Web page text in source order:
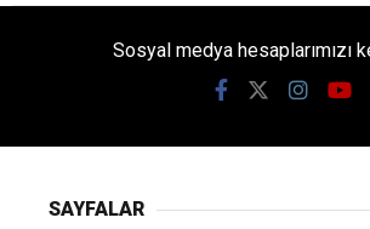
Sosyal medya hesaplarımızı
SAYFALAR